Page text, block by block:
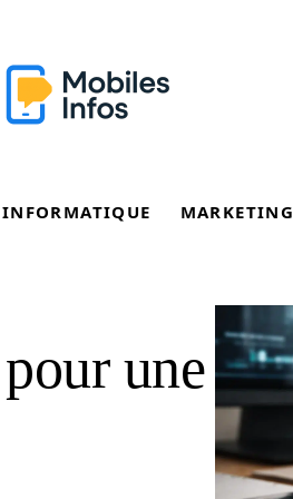
INFORMATIQUE MARKETING
une